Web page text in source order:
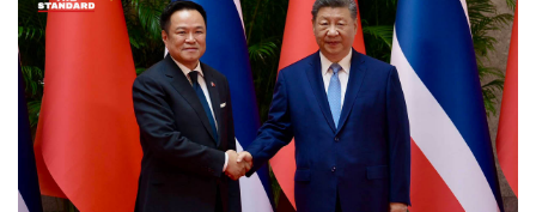
ABOUT THE AUTHOR
THE STANDARD TEAM
กองบรรณาธิการ THE STANDARD